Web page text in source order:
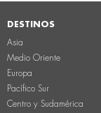
DESTINOS
Asia
Medio Oriente
Europa
Pacífico Sur
Centro y Sudamérica